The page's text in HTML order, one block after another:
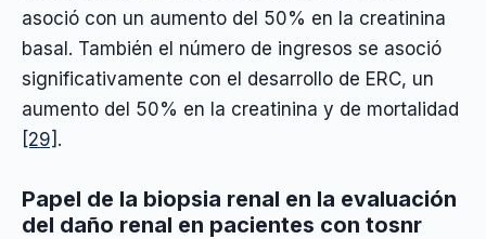
asoció con un aumento del 50% en la creatinina
basal. También el número de ingresos se asoció
significativamente con el desarrollo de ERC, un
aumento del 50% en la creatinina y de mortalidad
[29] .
Papel de la biopsia renal en la evaluación
del daño renal en pacientes con tosnr